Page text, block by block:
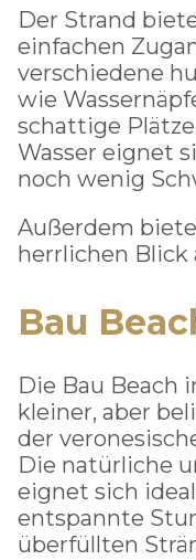
Der Strand
einfachen
verschiedene
wie
schattige
Wasser eignet
noch wenig
Außerdem
herrlichen Blick
Bau
Die Bau Beach
kleiner, aber
der
Die natürliche
eignet sich
entspannte
überfüllten